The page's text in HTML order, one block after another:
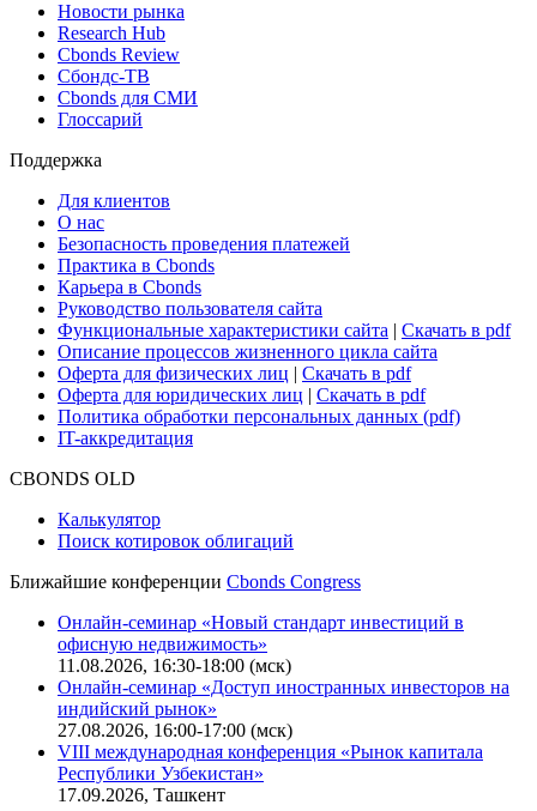
Новости рынка
Research Hub
Cbonds Review
Сбондс-ТВ
Cbonds для СМИ
Глоссарий
Поддержка
Для клиентов
О нас
Безопасность проведения платежей
Практика в Cbonds
Карьера в Cbonds
Руководство пользователя сайта
Функциональные характеристики сайта | Скачать в pdf
Описание процессов жизненного цикла сайта
Оферта для физических лиц | Скачать в pdf
Оферта для юридических лиц | Скачать в pdf
Политика обработки персональных данных (pdf)
IT-аккредитация
CBONDS OLD
Калькулятор
Поиск котировок облигаций
Ближайшие конференции Cbonds Congress
Онлайн-семинар «Новый стандарт инвестиций в
офисную недвижимость»
11.08.2026, 16:30-18:00 (мск)
Онлайн-семинар «Доступ иностранных инвесторов на
индийский рынок»
27.08.2026, 16:00-17:00 (мск)
VIII международная конференция «Рынок капитала
Республики Узбекистан»
17.09.2026, Ташкент